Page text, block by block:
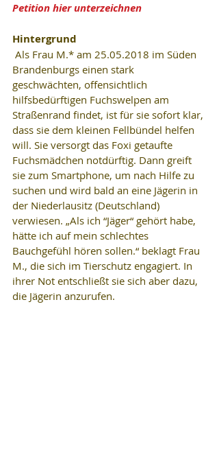
Petition hier unterzeichnen
Hintergrund
Brandenburgs einen stark
geschwächten, offensichtlich
hilfsbedürftigen Fuchswelpen am
Straßenrand findet, ist für sie sofort klar,
dass sie dem kleinen Fellbündel helfen
will. Sie versorgt das Foxi getaufte
Fuchsmädchen notdürftig. Dann greift
sie zum Smartphone, um nach Hilfe zu
suchen und wird bald an eine Jägerin in
der Niederlausitz (Deutschland)
verwiesen. „Als ich “Jäger“ gehört habe,
hätte ich auf mein schlechtes
Bauchgefühl hören sollen.“ beklagt Frau
M., die sich im Tierschutz engagiert. In
ihrer Not entschließt sie sich aber dazu,
die Jägerin anzurufen.